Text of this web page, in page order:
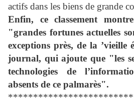
actifs dans les biens de grande
Enfin, ce classement
"grandes fortunes actuelles
exceptions près, de la ’vieille
journal, qui ajoute que "les
technologies de
absents de ce palmarès".